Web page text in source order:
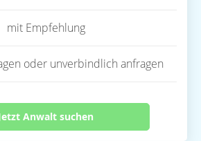
mit Empfehlung
oder unverbindlich anfragen
Anwalt suchen